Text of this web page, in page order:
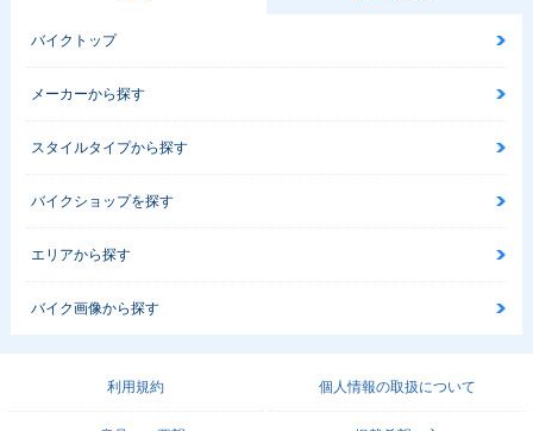
バイクトップ
メーカーから探す
スタイルタイプから探す
バイクショップを探す
エリアから探す
バイク画像から探す
利用規約 個人情報の取扱について